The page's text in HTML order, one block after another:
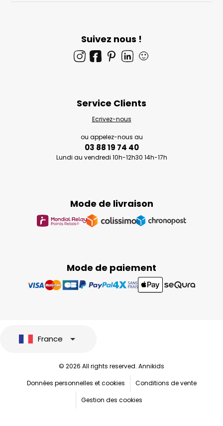
Suivez nous !
🙂
Mode de paiement
Mode de livraison
Service Clients
Ecrivez-nous
ou appelez-nous au
03 88 19 74 40
Lundi au vendredi 10h-12h30 14h-17h
France
© 2026 All rights reserved. Annikids
Données personnelles et cookies
Conditions de vente
Gestion des cookies